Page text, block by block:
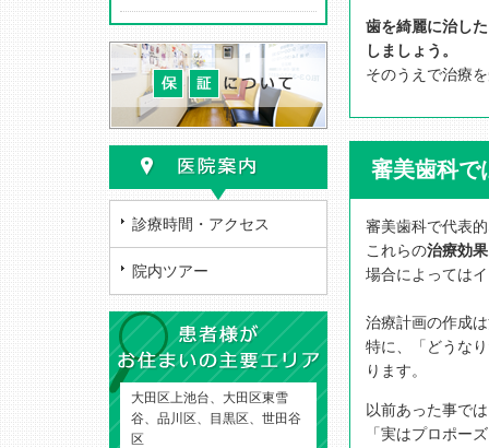
歯を綺麗に治し
しましょう。
そのうえで治療
審美歯科で
審美歯科で代表
これらの治療効
場合によっては
治療計画の作成
特に、「どうな
ります。
以前あった事で
「実はプロポー
診療時間・アクセス
院内ツアー
大田区上池台、大田区東雪
谷、品川区、目黒区、世田谷
区